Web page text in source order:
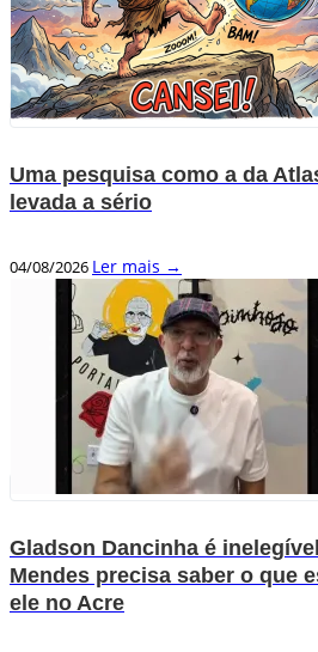
Uma pesquisa como a da
levada a sério
04/08/2026 Ler mais →
Gladson Dancinha é
Mendes precisa saber o que
ele no Acre